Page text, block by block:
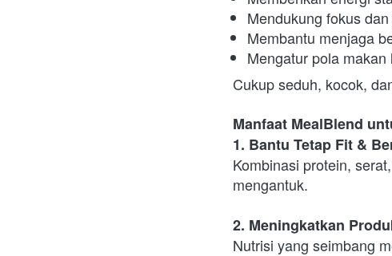
Mendukung fokus
Membantu menjaga
Mengatur pola makan
Cukup seduh, kocok,
Manfaat MealBlend
1. Bantu Tetap Fit &
Kombinasi protein,
mengantuk.
2. Meningkatkan
Nutrisi yang seimbang